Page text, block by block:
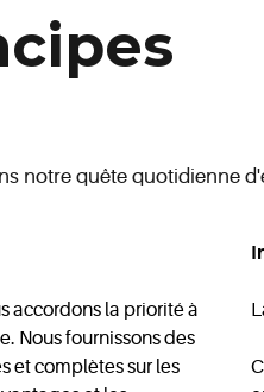
notre quête quotidienne
accordons la priorité à
Nous fournissons des
et complètes sur les